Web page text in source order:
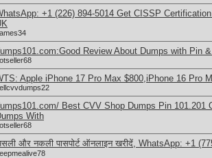
+1 (226) 894-5014​ Get CISSP
Review About Dumps with Pin
Apple iPhone 17 Pro Max $800,iPhone 16 Pro
Best CVV Shop Dumps Pin 101.201
With
और नकली पासपोर्ट ऑनलाइन खरीदें, WhatsApp: +1